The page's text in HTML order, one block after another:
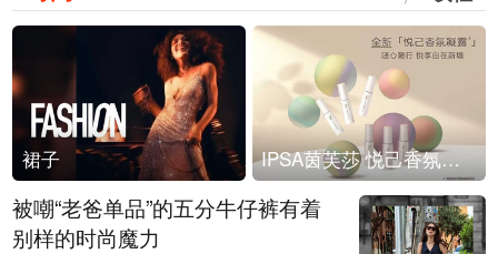
裙子 IPSA茵芙莎 悦己香氛凝露上市
被嘲“老爸单品”的五分牛仔裤有着
别样的时尚魔力